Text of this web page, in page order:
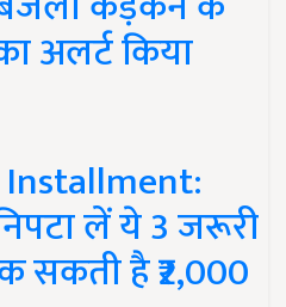
अलर्ट किया
Installment:
लें ये 3 जरूरी
सकती है ₹2,000